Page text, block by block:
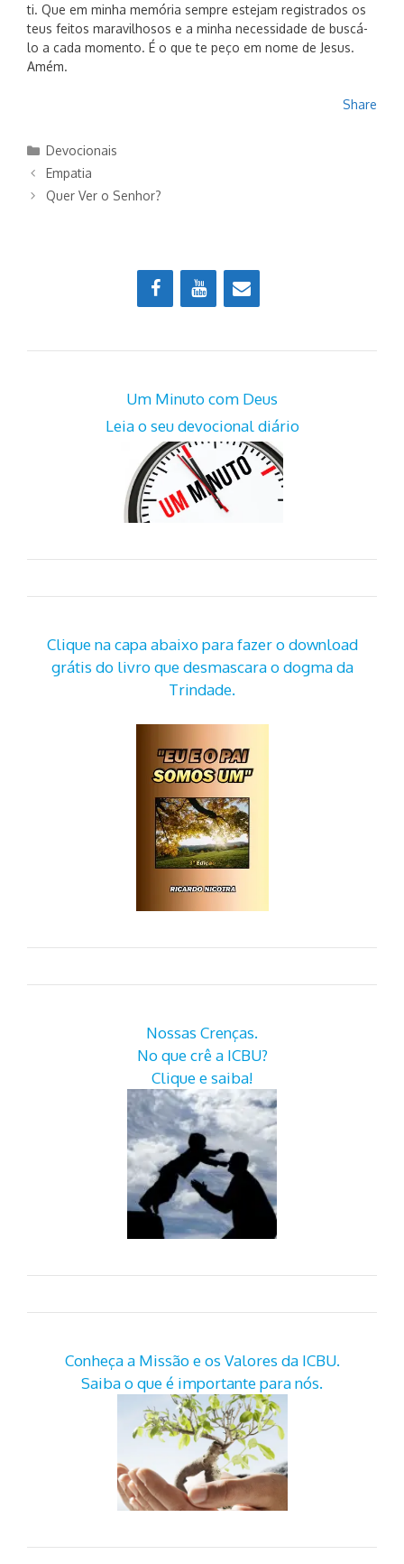
ti. Que em minha memória sempre estejam registrados os
teus feitos maravilhosos e a minha necessidade de buscá-
lo a cada momento. É o que te peço em nome de Jesus.
Amém.
Share
Categorias
Devocionais
Empatia
Quer Ver o Senhor?
Um Minuto com Deus
Leia o seu devocional diário
Clique na capa abaixo para fazer o download
grátis do livro que desmascara o dogma da
Trindade.
Nossas Crenças.
No que crê a ICBU?
Clique e saiba!
Conheça a Missão e os Valores da ICBU.
Saiba o que é importante para nós.